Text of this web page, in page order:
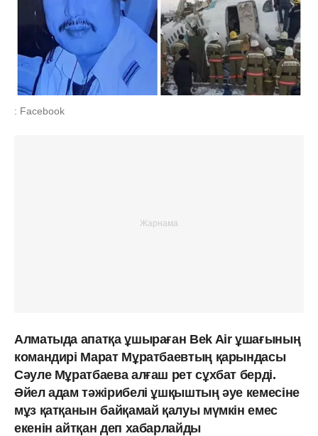
: Facebook
Алматыда апатқа ұшыраған Bek Air ұшағының
командирі Марат Мұратбаевтың қарындасы
Сәуле Мұратбаева алғаш рет сұхбат берді.
Әйел адам тәжірибелі ұшқыштың әуе кемесіне
мұз қатқанын байқамай қалуы мүмкін емес
екенін айтқан деп хабарлайды